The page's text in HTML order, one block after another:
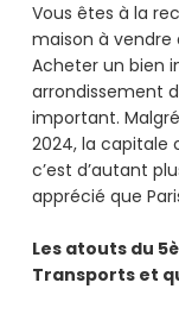
Vous êtes à la
maison à vendre
Acheter un bien
arrondissement
important.
2024, la capitale
c’est d’autant
apprécié que
Les atouts du
Transports et